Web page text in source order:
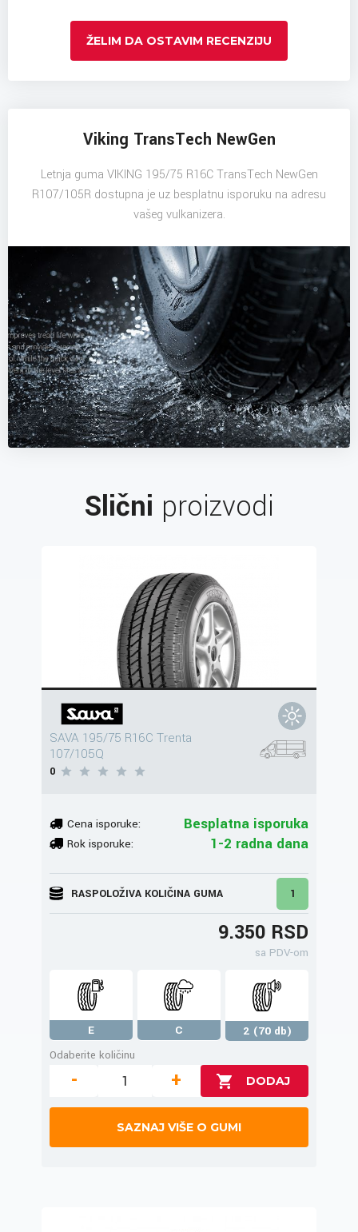
ŽELIM DA OSTAVIM RECENZIJU
Viking TransTech NewGen
Letnja guma VIKING 195/75 R16C TransTech NewGen
R107/105R dostupna je uz besplatnu isporuku na adresu
vašeg vulkanizera.
Slični proizvodi
SAVA 195/75 R16C Trenta
107/105Q
0
Cena isporuke: Besplatna isporuka
Rok isporuke: 1-2 radna dana
RASPOLOŽIVA KOLIČINA GUMA 1
9.350 RSD
sa PDV-om
E C
2 (70 db)
Odaberite količinu
- +
SAZNAJ VIŠE O GUMI